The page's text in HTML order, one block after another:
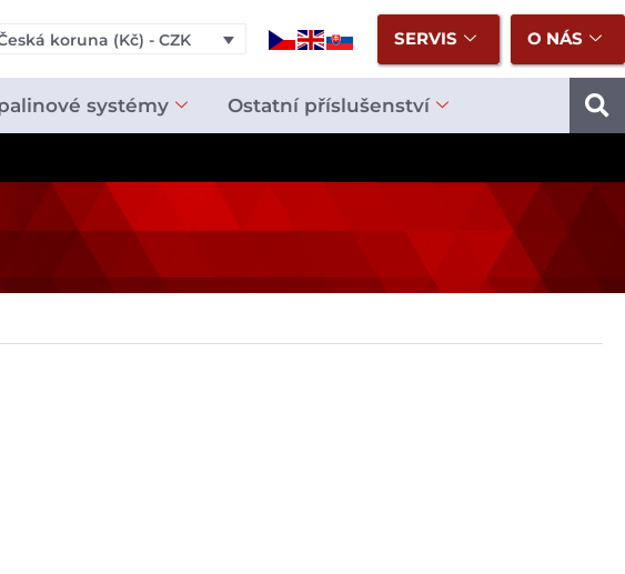
koruna (Kč) - CZK SERVIS O NÁS
systémy Ostatní příslušenství